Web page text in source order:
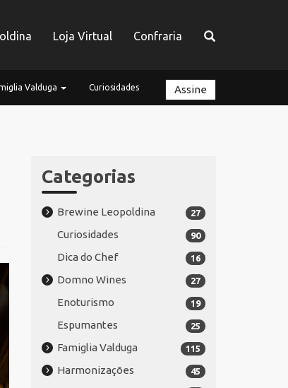
Loja Virtual Confraria
Assine
Valduga Curiosidades
Categorias
27
Brewine Leopoldina
90
Curiosidades
16
Dica do Chef
27
Domno Wines
19
Enoturismo
25
Espumantes
115
Famiglia Valduga
45
Harmonizações